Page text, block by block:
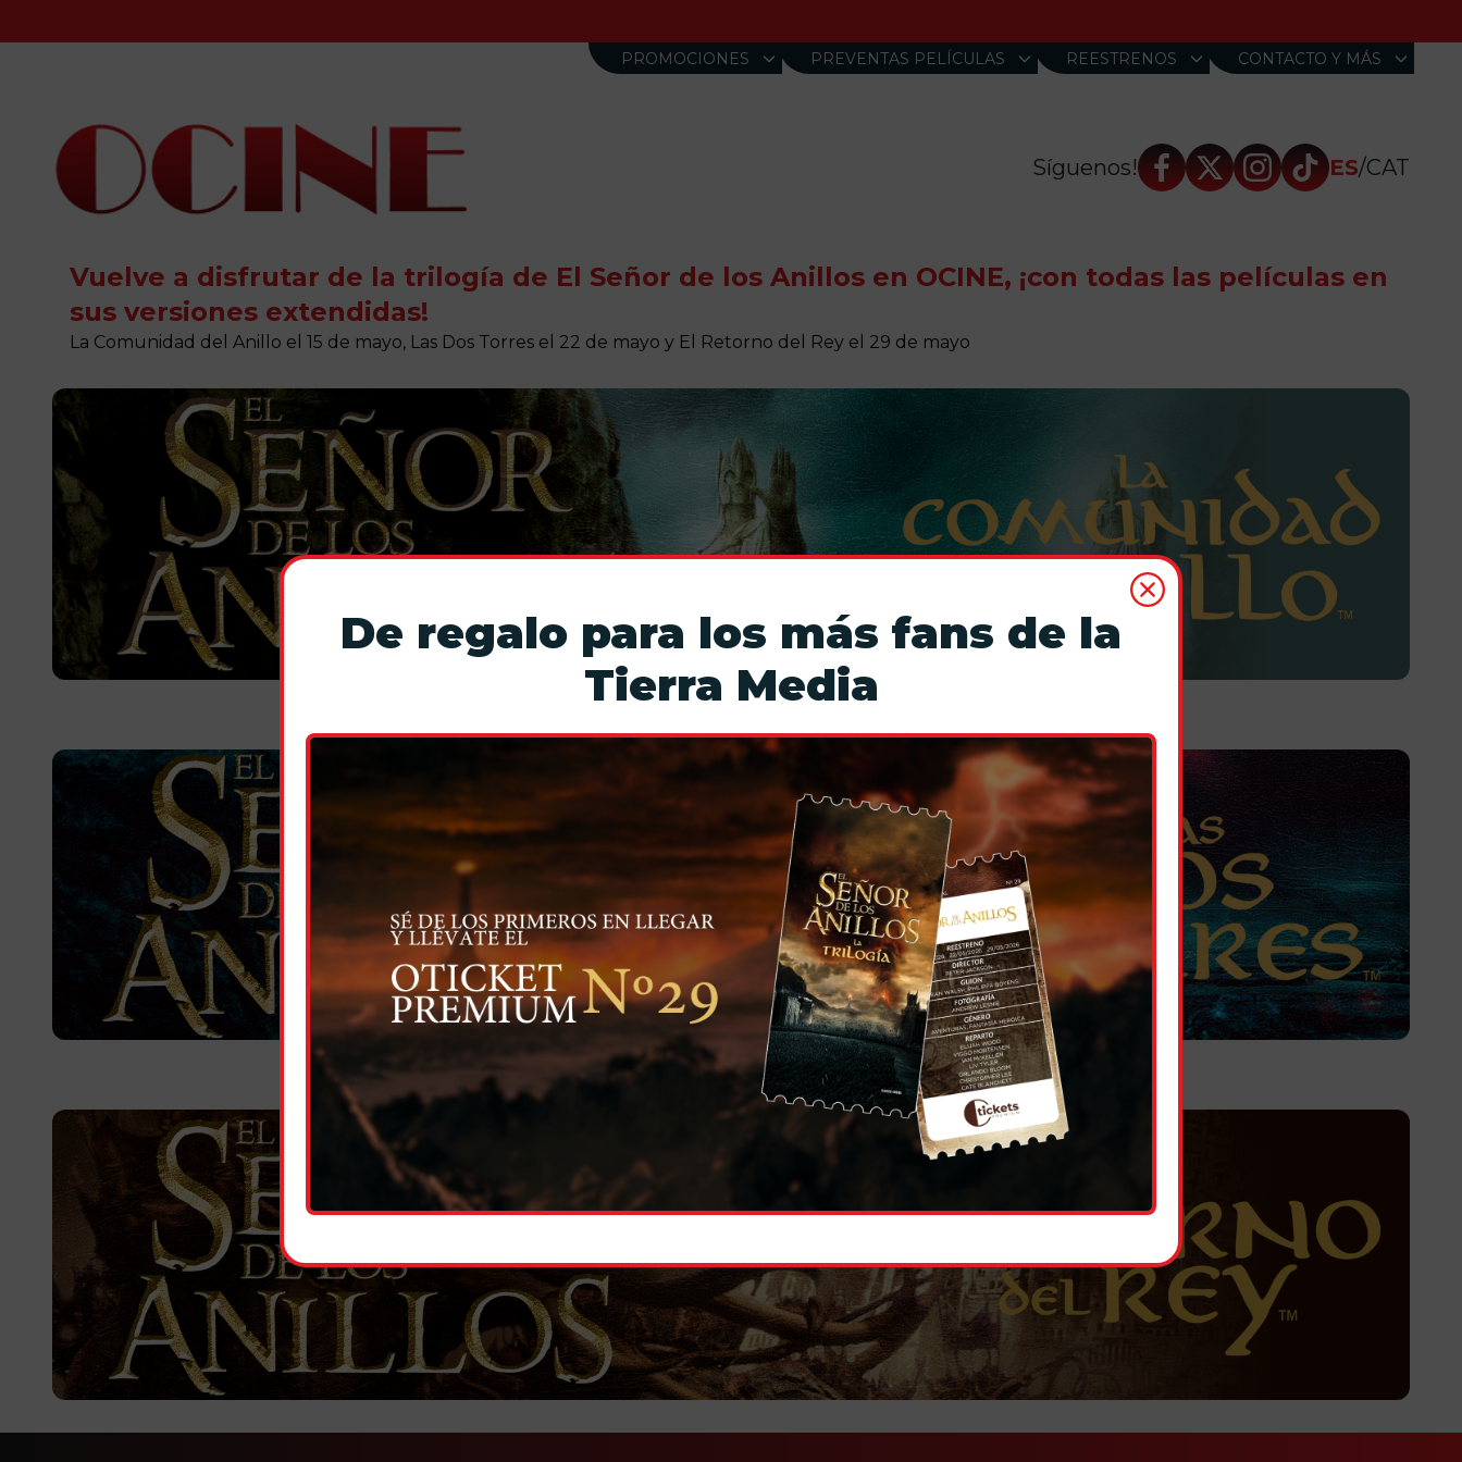
ㅤPROMOCIONESㅤ PREVENTAS PELÍCULAS REESTRENOS CONTACTO Y MÁS
Síguenos! ES/CAT
De regalo para los más fans de la
Tierra Media
Vuelve a disfrutar de la trilogía de El Señor de los Anillos en OCINE, ¡con todas las películas en
sus versiones extendidas!
La Comunidad del Anillo el 15 de mayo, Las Dos Torres el 22 de mayo y El Retorno del Rey el 29 de mayo